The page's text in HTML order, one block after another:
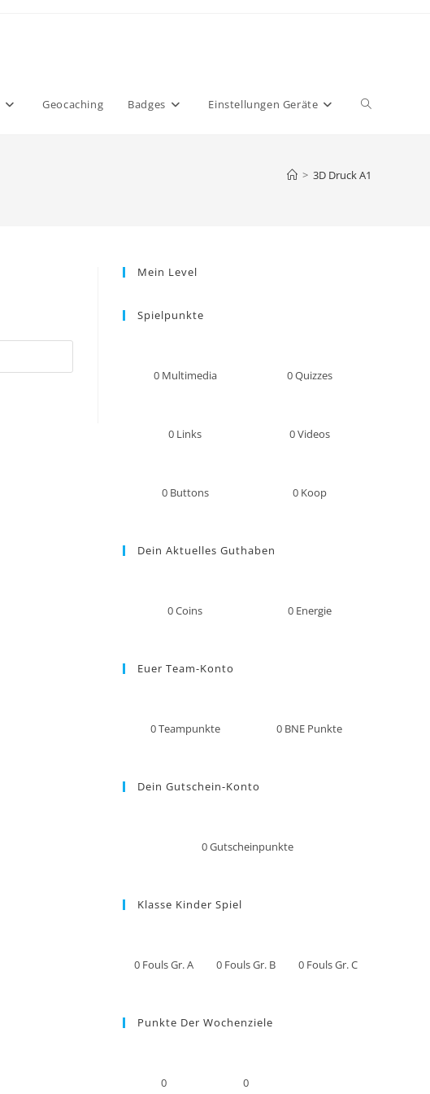
Geocaching Badges Einstellungen Geräte Website-
> 3D Druck A1
Mein Level
Spielpunkte
0 Multimedia 0Quizzes
0 Links 0Videos
0 Buttons 0 Koop
Dein Aktuelles Guthaben
0Coins 0 Energie
Euer Team-Konto
0Teampunkte 0 BNE Punkte
Dein Gutschein-Konto
0Gutscheinpunkte
Klasse Kinder Spiel
0 Fouls Gr. A 0 Fouls Gr. B 0 Fouls Gr. C
Punkte Der Wochenziele
0 0